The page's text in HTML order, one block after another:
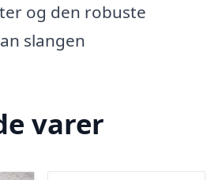
og den robuste
slangen
varer